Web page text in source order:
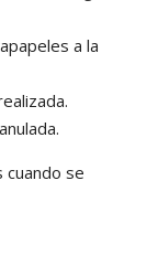
a la
cuando se